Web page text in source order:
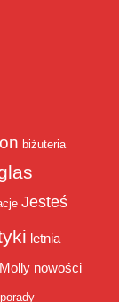
biżuteria
Jesteś
letnia
Molly nowości
porady